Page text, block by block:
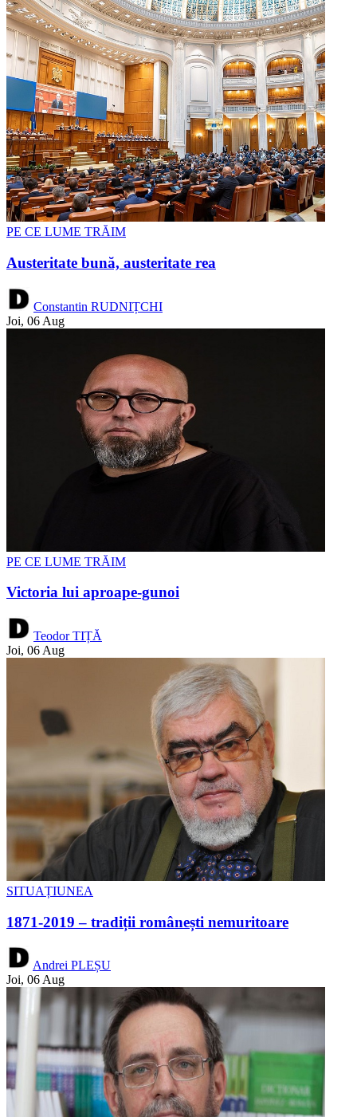
PE CE LUME TRĂIM
Austeritate bună, austeritate rea
Constantin RUDNIȚCHI
Joi, 06 Aug
PE CE LUME TRĂIM
Victoria lui aproape-gunoi
Teodor TIȚĂ
Joi, 06 Aug
SITUAȚIUNEA
1871-2019 – tradiții românești nemuritoare
Andrei PLEȘU
Joi, 06 Aug